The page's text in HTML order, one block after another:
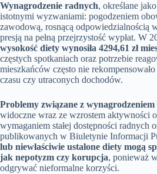
Wynagrodzenie radnych, określane
istotnymi wyzwaniami: pogodzeniem
zawodową, rosnącą odpowiedzialnością
presją na pełną przejrzystość wypłat. W
wysokość diety wynosiła 4294,61 zł
częstych spotkaniach oraz potrzebie
mieszkańców często nie
czasu czy utraconych dochodów.
Problemy związane z
widoczne wraz ze wzrostem aktywności
wymaganiem stałej dostępności radnych
publikowanych w Biuletynie Informacji
lub niewłaściwie ustalone diety mogą
jak nepotyzm czy korupcja, ponieważ
odgrywać nieformalne korzyści.